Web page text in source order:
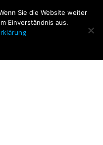
Sie die Website weiter
Einverständnis aus.